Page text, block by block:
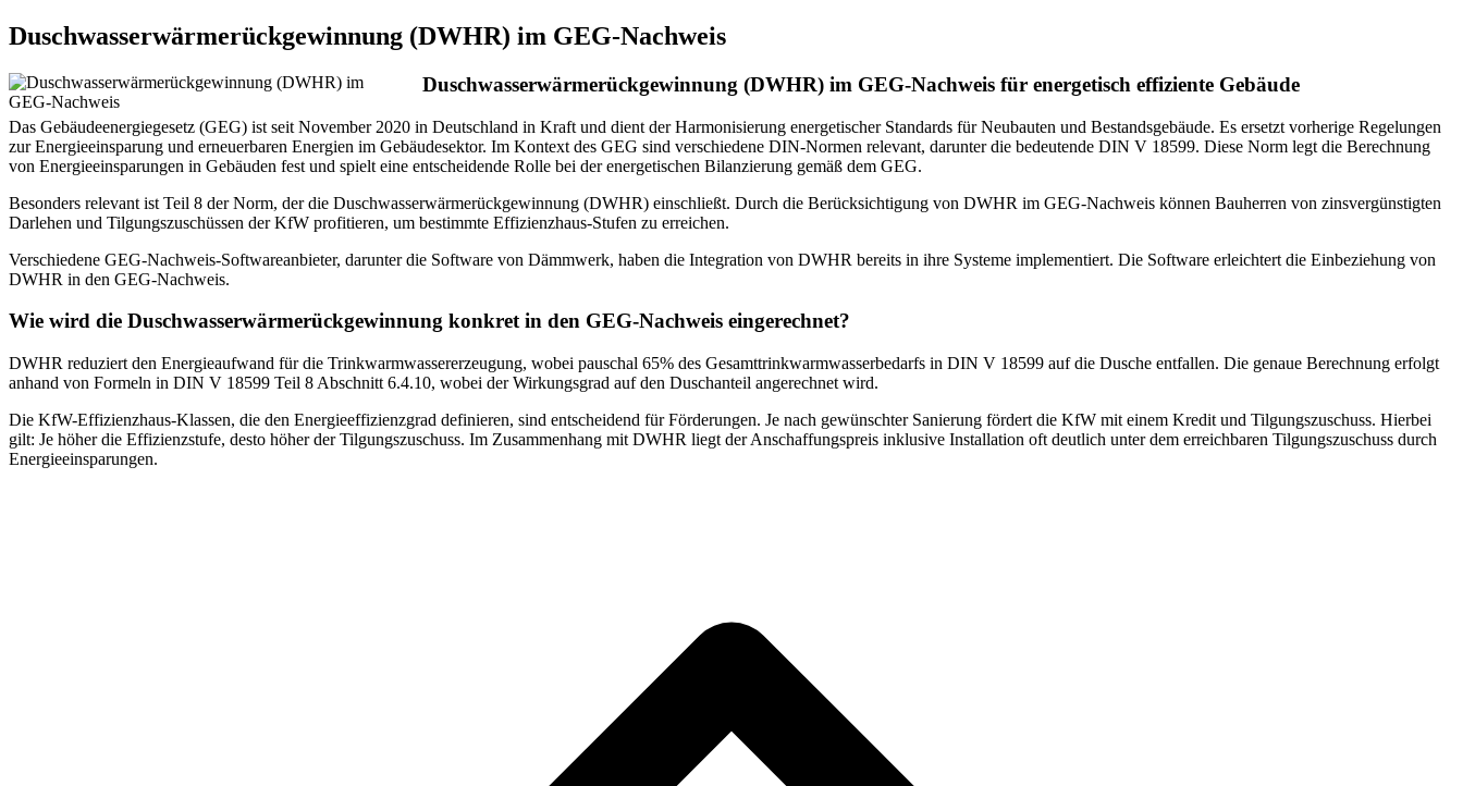
Duschwasserwärmerückgewinnung (DWHR) im GEG-Nachweis
Duschwasserwärmerückgewinnung (DWHR) im GEG-Nachweis für energetisch effiziente Gebäude
Das Gebäudeenergiegesetz (GEG) ist seit November 2020 in Deutschland in Kraft und dient der Harmonisierung energetischer Standards für Neubauten und Bestandsgebäude. Es ersetzt vorherige Regelungen
zur Energieeinsparung und erneuerbaren Energien im Gebäudesektor. Im Kontext des GEG sind verschiedene DIN-Normen relevant, darunter die bedeutende DIN V 18599. Diese Norm legt die Berechnung
von Energieeinsparungen in Gebäuden fest und spielt eine entscheidende Rolle bei der energetischen Bilanzierung gemäß dem GEG.
Besonders relevant ist Teil 8 der Norm, der die Duschwasserwärmerückgewinnung (DWHR) einschließt. Durch die Berücksichtigung von DWHR im GEG-Nachweis können Bauherren von zinsvergünstigten
Darlehen und Tilgungszuschüssen der KfW profitieren, um bestimmte Effizienzhaus-Stufen zu erreichen.
Verschiedene GEG-Nachweis-Softwareanbieter, darunter die Software von Dämmwerk, haben die Integration von DWHR bereits in ihre Systeme implementiert. Die Software erleichtert die Einbeziehung von
DWHR in den GEG-Nachweis.
Wie wird die Duschwasserwärmerückgewinnung konkret in den GEG-Nachweis eingerechnet?
DWHR reduziert den Energieaufwand für die Trinkwarmwassererzeugung, wobei pauschal 65% des Gesamttrinkwarmwasserbedarfs in DIN V 18599 auf die Dusche entfallen. Die genaue Berechnung erfolgt
anhand von Formeln in DIN V 18599 Teil 8 Abschnitt 6.4.10, wobei der Wirkungsgrad auf den Duschanteil angerechnet wird.
Die KfW-Effizienzhaus-Klassen, die den Energieeffizienzgrad definieren, sind entscheidend für Förderungen. Je nach gewünschter Sanierung fördert die KfW mit einem Kredit und Tilgungszuschuss. Hierbei
gilt: Je höher die Effizienzstufe, desto höher der Tilgungszuschuss. Im Zusammenhang mit DWHR liegt der Anschaffungspreis inklusive Installation oft deutlich unter dem erreichbaren Tilgungszuschuss durch
Energieeinsparungen.